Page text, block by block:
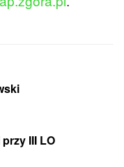
III LO